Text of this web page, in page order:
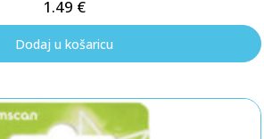
1.49 €
Dodaj u košaricu